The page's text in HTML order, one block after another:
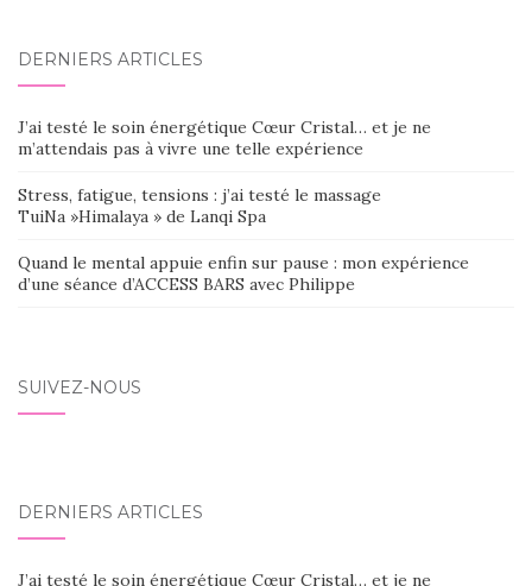
DERNIERS ARTICLES
J’ai testé le soin énergétique Cœur Cristal… et je ne
m’attendais pas à vivre une telle expérience
Stress, fatigue, tensions : j’ai testé le massage
TuiNa »Himalaya » de Lanqi Spa
Quand le mental appuie enfin sur pause : mon expérience
d’une séance d’ACCESS BARS avec Philippe
SUIVEZ-NOUS
DERNIERS ARTICLES
J’ai testé le soin énergétique Cœur Cristal… et je ne